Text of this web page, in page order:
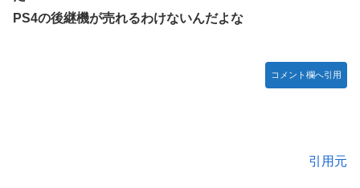
PS4の後継機が売れるわけないんだよな
コメント欄へ引用
引用元